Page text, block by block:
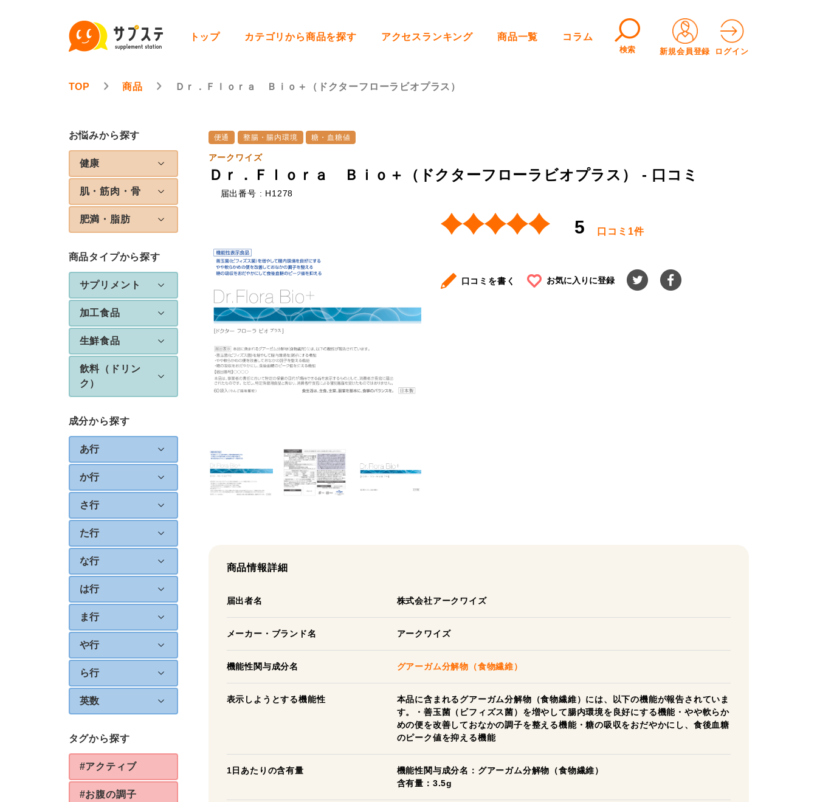
トップ カテゴリから商品を探す アクセスランキング 商品一覧 コラム
検索 新規会員登録 ログイン
TOP 商品 Ｄｒ．Ｆｌｏｒａ Ｂｉｏ＋（ドクターフローラビオプラス）
お悩みから探す
健康
肌・筋肉・骨
肥満・脂肪
商品タイプから探す
サプリメント
加工食品
生鮮食品
飲料（ドリン
ク）
成分から探す
あ行
か行
さ行
た行
な行
は行
ま行
や行
ら行
英数
タグから探す
#アクティブ
#お腹の調子
便通 整腸・腸内環境 糖・血糖値
アークワイズ
Ｄｒ．Ｆｌｏｒａ Ｂｉｏ＋（ドクターフローラビオプラス） - 口コミ
届出番号 : H1278
5 口コミ 1件
口コミを書く お気に入りに登録
商品情報詳細
届出者名 株式会社アークワイズ
メーカー・ブランド名 アークワイズ
機能性関与成分名 グアーガム分解物（食物繊維）
表示しようとする機能性
本品に含まれるグアーガム分解物（食物繊維）には、以下の機能が報告されていま
す。・善玉菌（ビフィズス菌）を増やして腸内環境を良好にする機能・やや軟らか
めの便を改善しておなかの調子を整える機能・糖の吸収をおだやかにし、食後血糖
のピーク値を抑える機能
1日あたりの含有量
機能性関与成分名：グアーガム分解物（食物繊維）
含有量：3.5g